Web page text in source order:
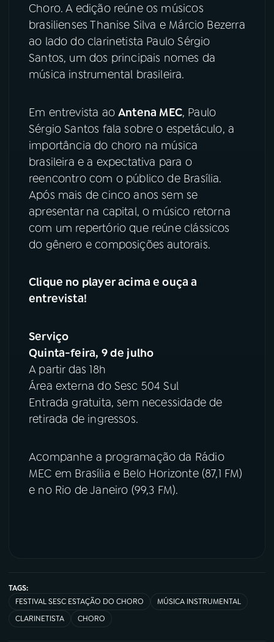
Choro. A edição reúne os músicos
brasilienses Thanise Silva e Márcio Bezerra
ao lado do clarinetista Paulo Sérgio
Santos, um dos principais nomes da
música instrumental brasileira.
Em entrevista aoAntena MEC, Paulo
Sérgio Santos fala sobre o espetáculo, a
importância do choro na música
brasileira e a expectativa para o
reencontro com o público de Brasília.
Após mais de cinco anos sem se
apresentar na capital, o músico retorna
com um repertório que reúne clássicos
do gênero e composições autorais.
Clique no player acima e ouça a
entrevista!
Serviço
Quinta-feira, 9 de julho
A partir das 18h
Área externa do Sesc 504 Sul
Entrada gratuita, sem necessidade de
retirada de ingressos.
Acompanhe a programação da Rádio
MEC em Brasília e Belo Horizonte (87,1 FM)
e no Rio de Janeiro (99,3 FM).
TAGS:
FESTIVAL SESC ESTAÇÃO DO CHORO
MÚSICA INSTRUMENTAL
CLARINETISTA
CHORO